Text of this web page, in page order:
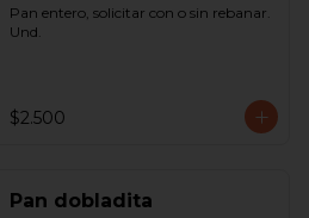
Pan entero, solicitar con o sin rebanar.
Und.
$2.500
Pan dobladita